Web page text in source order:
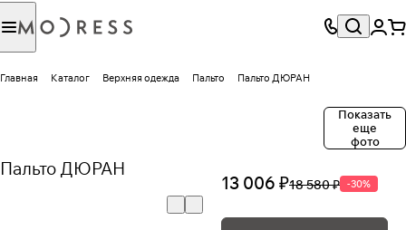
Главная Каталог Верхняя одежда Пальто Пальто ДЮРАН
Показать
еще
фото
Пальто ДЮРАН
13 006 ₽18 580 ₽ -30%